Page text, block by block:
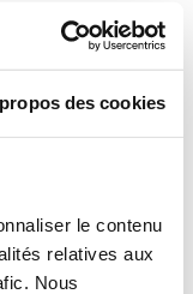
des cookies
le contenu
relatives aux
Nous